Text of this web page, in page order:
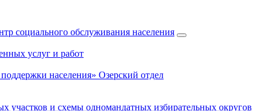
социального обслуживания населения
услуг и работ
населения» Озерский отдел
участков и схемы одномандатных избирательных округов